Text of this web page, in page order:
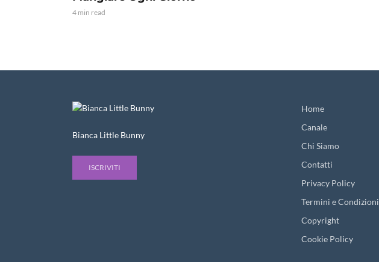
4 min read
Bianca Little Bunny
ISCRIVITI
Home
Canale
Chi Siamo
Contatti
Privacy Policy
Termini e Condizioni
Copyright
Cookie Policy